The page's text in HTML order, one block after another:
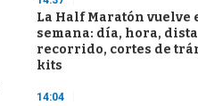
La Half Maratón vuelve
semana: día, hora,
recorrido, cortes de
kits
14:04